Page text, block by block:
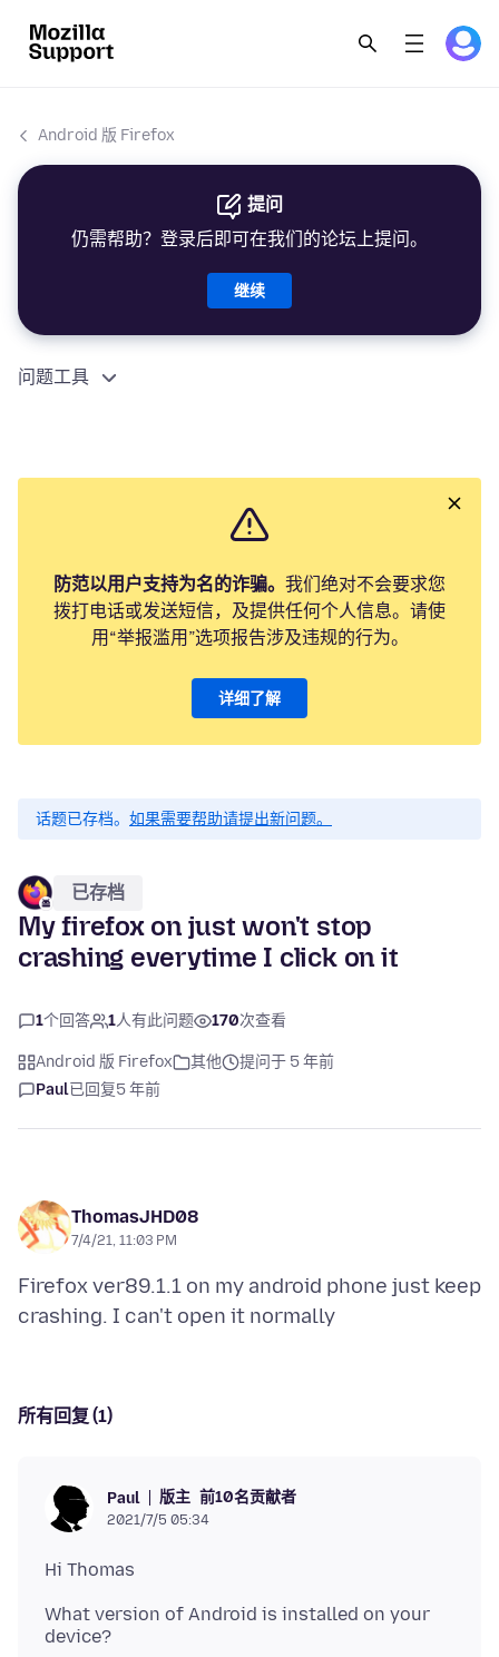
Android 版 Firefox
提问
仍需帮助？登录后即可在我们的论坛上提问。
继续
问题工具
防范以用户支持为名的诈骗。 我们绝对不会要求您
拨打电话或发送短信，及提供任何个人信息。请使
用“举报滥用”选项报告涉及违规的行为。
详细了解
话题已存档。 如果需要帮助请提出新问题。
已存档
My firefox on just won't stop
crashing everytime I click on it
1个回答 1人有此问题 170次查看
Android 版 Firefox 其他
提问于 5 年前
Paul已回复5 年前
ThomasJHD08
7/4/21, 11:03 PM
Firefox ver89.1.1 on my android phone just keep
所有回复 (1)
Paul 版主 前10名贡献者
2021/7/5 05:34
What version of Android is installed on your